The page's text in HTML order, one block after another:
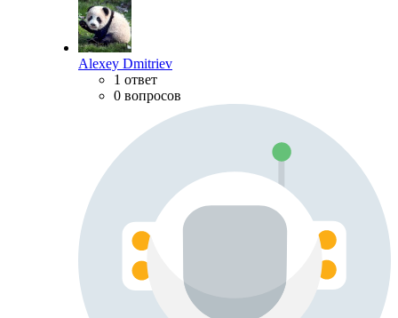
Alexey Dmitriev
1 ответ
0 вопросов